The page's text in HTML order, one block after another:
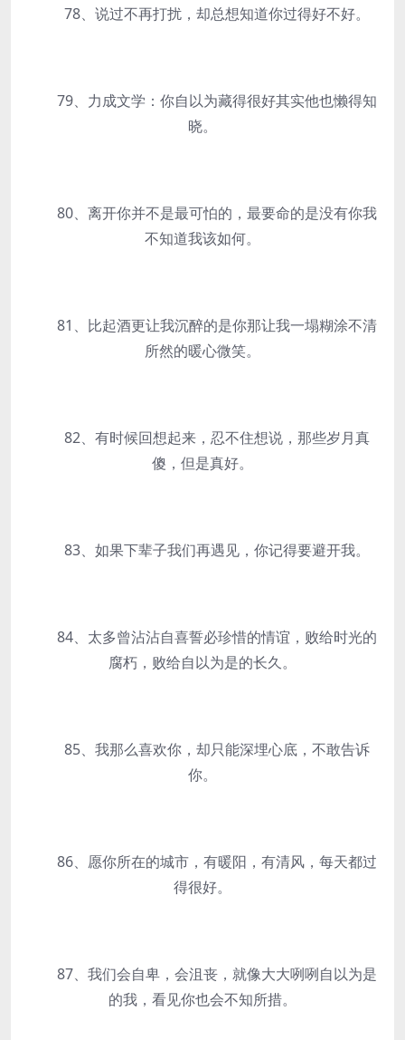
78、说过不再打扰，却总想知道你过得好不好。
79、力成文学：你自以为藏得很好其实他也懒得知
晓。
80、离开你并不是最可怕的，最要命的是没有你我
不知道我该如何。
81、比起酒更让我沉醉的是你那让我一塌糊涂不清
所然的暖心微笑。
82、有时候回想起来，忍不住想说，那些岁月真
傻，但是真好。
83、如果下辈子我们再遇见，你记得要避开我。
84、太多曾沾沾自喜誓必珍惜的情谊，败给时光的
腐朽，败给自以为是的长久。
85、我那么喜欢你，却只能深埋心底，不敢告诉
你。
86、愿你所在的城市，有暖阳，有清风，每天都过
得很好。
87、我们会自卑，会沮丧，就像大大咧咧自以为是
的我，看见你也会不知所措。